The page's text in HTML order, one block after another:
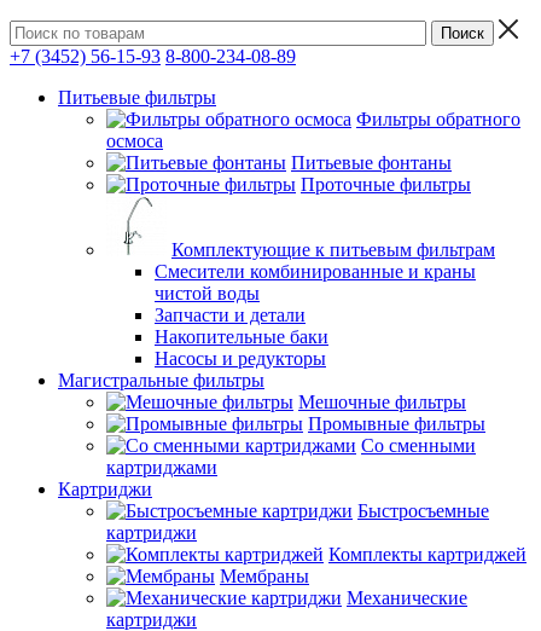
+7 (3452) 56-15-93 8-800-234-08-89
Питьевые фильтры
Фильтры обратного
осмоса
Питьевые фонтаны
Проточные фильтры
Комплектующие к питьевым фильтрам
Смесители комбинированные и краны
чистой воды
Запчасти и детали
Накопительные баки
Насосы и редукторы
Магистральные фильтры
Мешочные фильтры
Промывные фильтры
Со сменными
картриджами
Картриджи
Быстросъемные
картриджи
Комплекты картриджей
Мембраны
Механические
картриджи